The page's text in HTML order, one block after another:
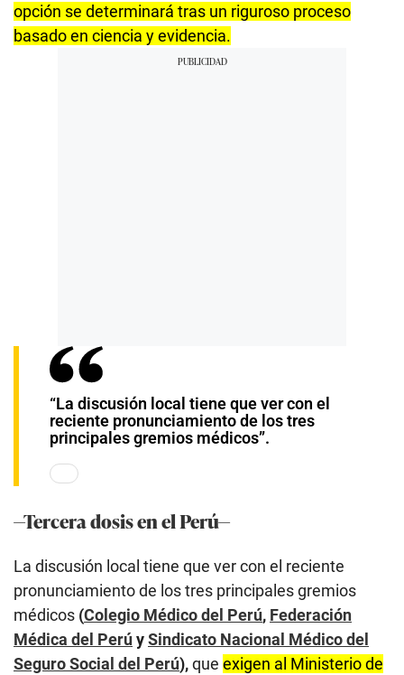
opción se determinará tras un riguroso proceso
basado en ciencia y evidencia.
“La discusión local tiene que ver con el
reciente pronunciamiento de los tres
principales gremios médicos”.
—Tercera dosis en el Perú—
La discusión local tiene que ver con el reciente
pronunciamiento de los tres principales gremios
médicos (Colegio Médico del Perú, Federación
Médica del PerúySindicato Nacional Médico del
Seguro Social del Perú),que exigen al Ministerio de